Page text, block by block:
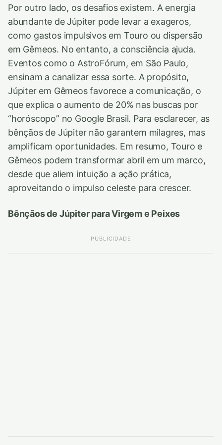
Por outro lado, os desafios existem. A energia
abundante de Júpiter pode levar a exageros,
como gastos impulsivos em Touro ou dispersão
em Gêmeos. No entanto, a consciência ajuda.
Eventos como o AstroFórum, em São Paulo,
ensinam a canalizar essa sorte. A propósito,
Júpiter em Gêmeos favorece a comunicação, o
que explica o aumento de 20% nas buscas por
“horóscopo” no Google Brasil. Para esclarecer, as
bênçãos de Júpiter não garantem milagres, mas
amplificam oportunidades. Em resumo, Touro e
Gêmeos podem transformar abril em um marco,
desde que aliem intuição a ação prática,
aproveitando o impulso celeste para crescer.
Bênçãos de Júpiter para Virgem e Peixes
PUBLICIDADE